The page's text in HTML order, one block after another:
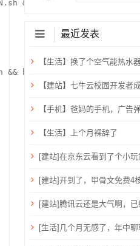
&& bash ZBench-CN.sh
bash ZBench.sh
最近发表
【生活】换了个空气能热水
【生活】上个月裸辞了